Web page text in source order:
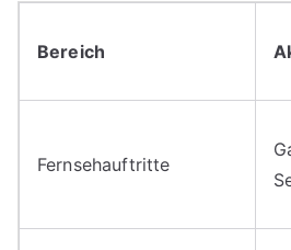
Bereich
Fernsehauftritte